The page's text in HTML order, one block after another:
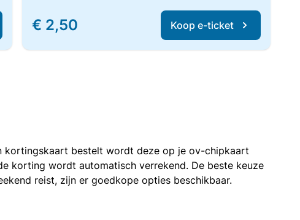
€ 2,50 Koop e-ticket
kortingskaart bestelt wordt deze op je ov-chipkaart
korting wordt automatisch verrekend. De beste keuze
reist, zijn er goedkope opties beschikbaar.